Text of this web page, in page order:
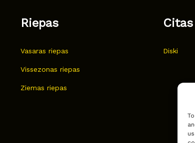
Riepas
Vasaras riepas
Vissezonas riepas
Ziemas riepas
Diski